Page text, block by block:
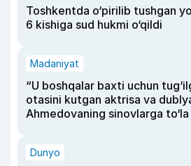
Toshkentda o‘pirilib tushgan
6 kishiga sud hukmi o‘qildi
Madaniyat
“U boshqalar baxti uchun
otasini kutgan aktrisa va
Ahmedovaning sinovlarga
Dunyo